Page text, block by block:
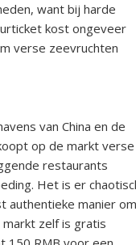
want bij harde
kost ongeveer
verse zeevruchten
van China en de
op de markt verse
restaurants
Het is er
authentieke manier om
zelf is gratis